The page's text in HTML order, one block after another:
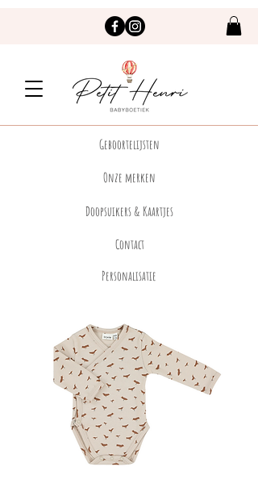
Geboortelijsten
Onze merken
Doopsuikers & Kaartjes
Contact
Personalisatie